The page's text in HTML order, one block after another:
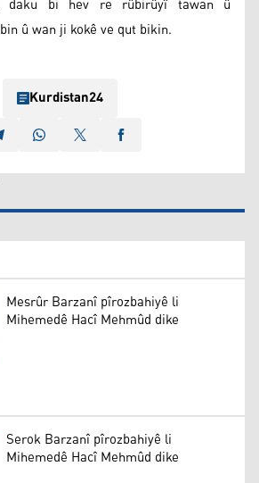
û wan ji kokê ve qut bikin.
Kurdistan24
Mesrûr Barzanî pîrozbahiyê li
Mihemedê Hacî Mehmûd dike
Serok Barzanî pîrozbahiyê li
Mihemedê Hacî Mehmûd dike